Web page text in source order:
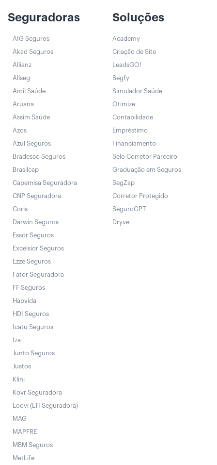
Seguradoras
AIG Seguros
Akad Seguros
Allianz
Allseg
Amil Saúde
Aruana
Assim Saúde
Azos
Azul Seguros
Bradesco Seguros
Brasilcap
Capemisa Seguradora
CNP Seguradora
Coris
Darwin Seguros
Essor Seguros
Excelsior Seguros
Ezze Seguros
Fator Seguradora
FF Seguros
Hapvida
HDI Seguros
Icatu Seguros
Iza
Junto Seguros
Justos
Klini
Kovr Seguradora
Loovi (LTI Seguradora)
MAG
MAPFRE
MBM Seguros
MetLife
Soluções
Academy
Criação de Site
LeadsGO!
Segfy
Simulador Saúde
Otimize
Contabilidade
Empréstimo
Financiamento
Selo Corretor Parceiro
Graduação em Seguros
SegZap
Corretor Protegido
SeguroGPT
Dryve